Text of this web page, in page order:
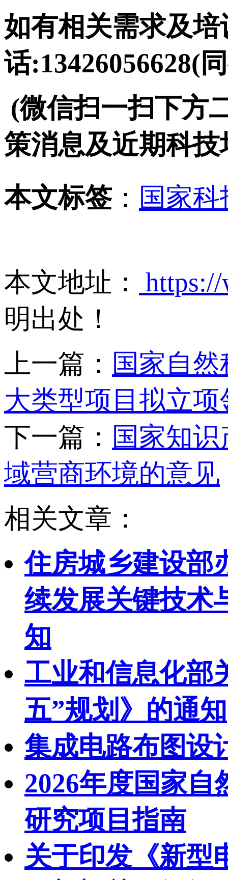
如有相关需求及
话:13426056628(
(微信扫一扫下方
策消息及近期科
本文标签： 国家
本文地址：
明出处！
上一篇： 国家自
大类型项目拟立
下一篇： 国家知
域营商环境的意见
相关文章：
住房城乡建设部
续发展关键技术
知
工业和信息化部
五”规划》的通知
集成电路布图设
2026年度国家
研究项目指南
关于印发《新型